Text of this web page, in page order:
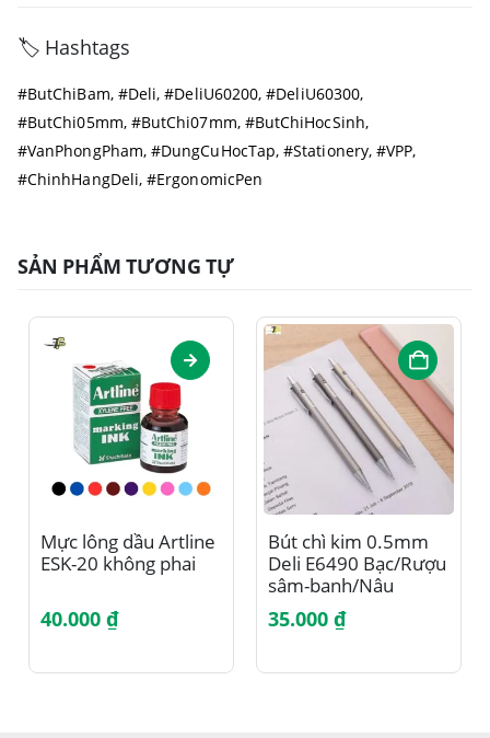
🏷️ Hashtags
#ButChiBam, #Deli, #DeliU60200, #DeliU60300,
#ButChi05mm, #ButChi07mm, #ButChiHocSinh,
#VanPhongPham, #DungCuHocTap, #Stationery, #VPP,
#ChinhHangDeli, #ErgonomicPen
SẢN PHẨM TƯƠNG TỰ
Mực lông dầu Artline
ESK-20 không phai
40.000 ₫
Bút chì kim 0.5mm
Deli E6490 Bạc/Rượu
sâm-banh/Nâu
35.000 ₫